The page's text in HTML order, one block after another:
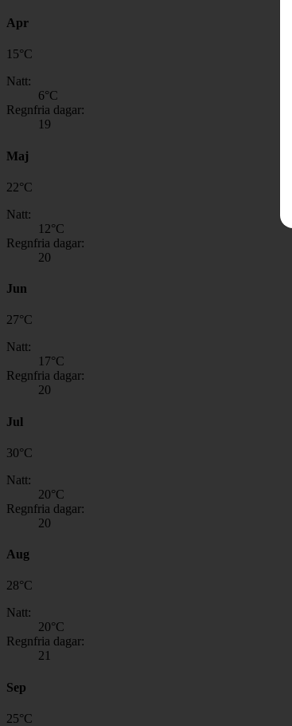
Apr
15°C
Natt:
6°C
Regnfria dagar:
19
Maj
22°C
Natt:
12°C
Regnfria dagar:
20
Jun
27°C
Natt:
17°C
Regnfria dagar:
20
Jul
30°C
Natt:
20°C
Regnfria dagar:
20
Aug
28°C
Natt:
20°C
Regnfria dagar:
21
Sep
25°C